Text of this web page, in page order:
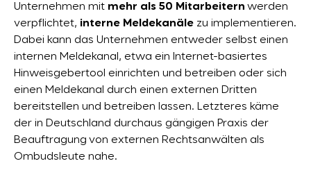
Unternehmen mit mehr als 50 Mitarbeitern werden
verpflichtet, interne Meldekanäle zu implementieren.
Dabei kann das Unternehmen entweder selbst einen
internen Meldekanal, etwa ein Internet-basiertes
Hinweisgebertool einrichten und betreiben oder sich
einen Meldekanal durch einen externen Dritten
bereitstellen und betreiben lassen. Letzteres käme
der in Deutschland durchaus gängigen Praxis der
Beauftragung von externen Rechtsanwälten als
Ombudsleute nahe.